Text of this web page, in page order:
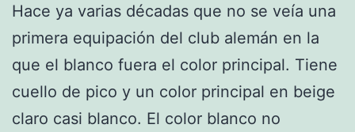
Hace ya varias décadas que no se veía una
primera equipación del club alemán en la
que el blanco fuera el color principal. Tiene
cuello de pico y un color principal en beige
claro casi blanco. El color blanco no